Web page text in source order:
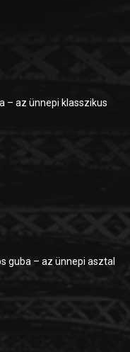
– az ünnepi klasszikus
guba – az ünnepi asztal